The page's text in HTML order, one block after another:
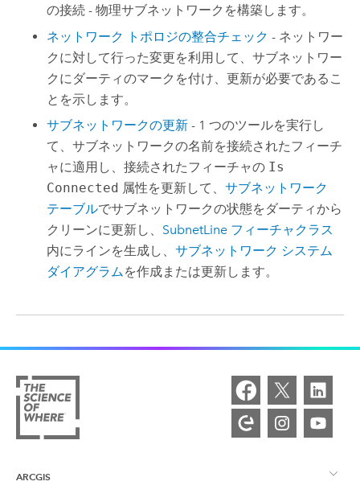
の接続 - 物理サブネットワークを構築します。
ネットワーク トポロジの整合チェック - ネットワー
クに対して行った変更を利用して、サブネットワー
クにダーティのマークを付け、更新が必要であるこ
とを示します。
サブネットワークの更新 - 1 つのツールを実行し
て、サブネットワークの名前を接続されたフィーチ
ャに適用し、接続されたフィーチャの Is
Connected 属性を更新して、サブネットワーク
テーブルでサブネットワークの状態をダーティから
クリーンに更新し、 SubnetLine フィーチャクラス
内にラインを生成し、サブネットワーク システム
ダイアグラムを作成または更新します。
ARCGIS